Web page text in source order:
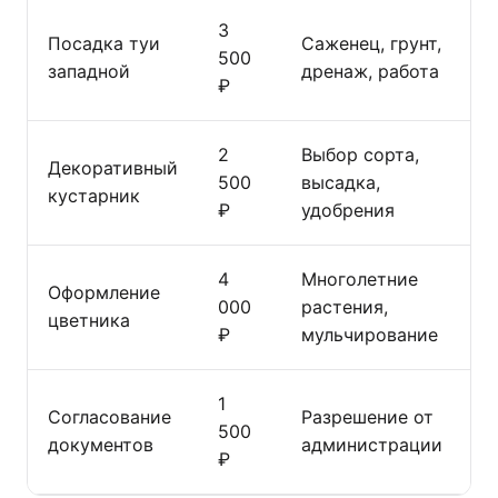
Посадка туи
западной
3
500
₽
Саженец, грунт,
дренаж, работа
Декоративный
кустарник
2
500
₽
Выбор сорта,
высадка,
удобрения
Оформление
цветника
4
000
₽
Многолетние
растения,
мульчирование
Согласование
документов
1
500
₽
Разрешение от
администрации